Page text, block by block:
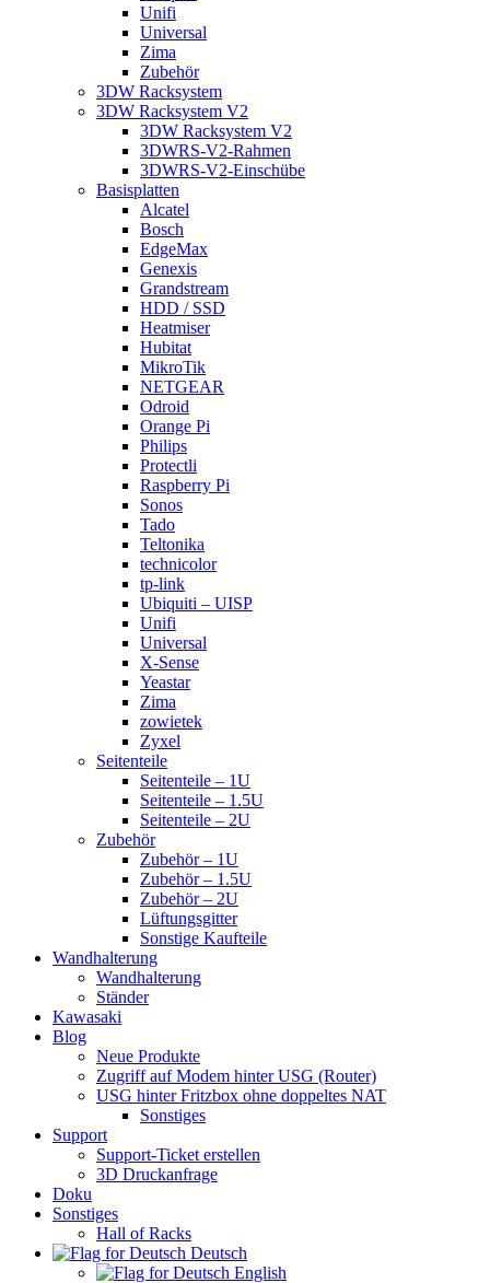
Unifi
Universal
Zima
Zubehör
3DW Racksystem
3DW Racksystem V2
3DW Racksystem V2
3DWRS-V2-Rahmen
3DWRS-V2-Einschübe
Basisplatten
Alcatel
Bosch
EdgeMax
Genexis
Grandstream
HDD / SSD
Heatmiser
Hubitat
MikroTik
NETGEAR
Odroid
Orange Pi
Philips
Protectli
Raspberry Pi
Sonos
Tado
Teltonika
technicolor
tp-link
Ubiquiti – UISP
Unifi
Universal
X-Sense
Yeastar
Zima
zowietek
Zyxel
Seitenteile
Seitenteile – 1U
Seitenteile – 1.5U
Seitenteile – 2U
Zubehör
Zubehör – 1U
Zubehör – 1.5U
Zubehör – 2U
Lüftungsgitter
Sonstige Kaufteile
Wandhalterung
Wandhalterung
Ständer
Kawasaki
Blog
Neue Produkte
Zugriff auf Modem hinter USG (Router)
USG hinter Fritzbox ohne doppeltes NAT
Sonstiges
Support
Support-Ticket erstellen
3D Druckanfrage
Doku
Sonstiges
Hall of Racks
Deutsch
English